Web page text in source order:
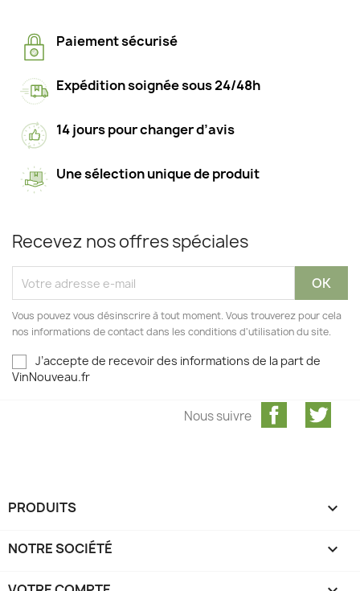
Paiement sécurisé
Expédition soignée sous 24/48h
14 jours pour changer d’avis
Une sélection unique de produit
Recevez nos offres spéciales
Vous pouvez vous désinscrire à tout moment. Vous trouverez pour cela
nos informations de contact dans les conditions d'utilisation du site.
J’accepte de recevoir des informations de la part de
VinNouveau.fr
Facebook
Nous suivre
PRODUITS 
NOTRE SOCIÉTÉ 